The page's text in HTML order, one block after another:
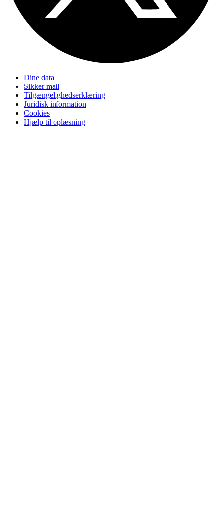
Dine data
Sikker mail
Tilgængelighedserklæring
Juridisk information
Cookies
Hjælp til oplæsning